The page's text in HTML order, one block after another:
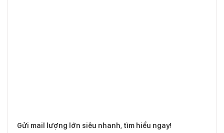
Gửi mail lượng lớn siêu nhanh, tìm hiểu ngay!